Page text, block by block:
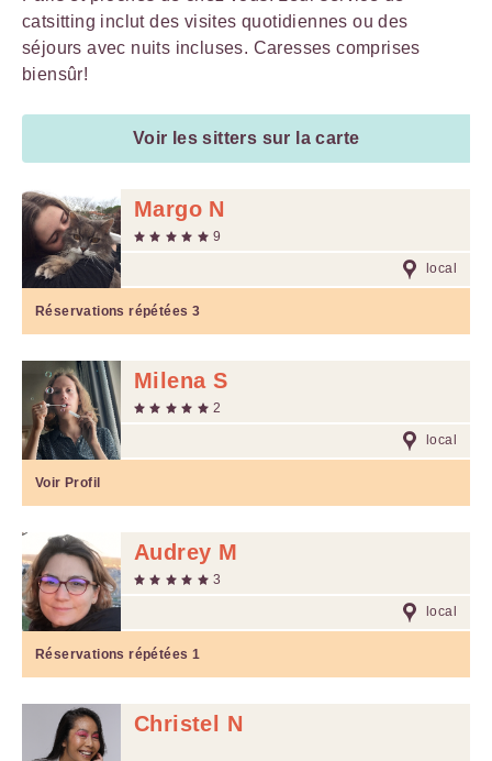
catsitting inclut des visites quotidiennes ou des
séjours avec nuits incluses. Caresses comprises
biensûr!
Voir les sitters sur la carte
Margo N
9
local
Réservations répétées 3
Milena S
2
local
Voir Profil
Audrey M
3
local
Réservations répétées 1
Christel N